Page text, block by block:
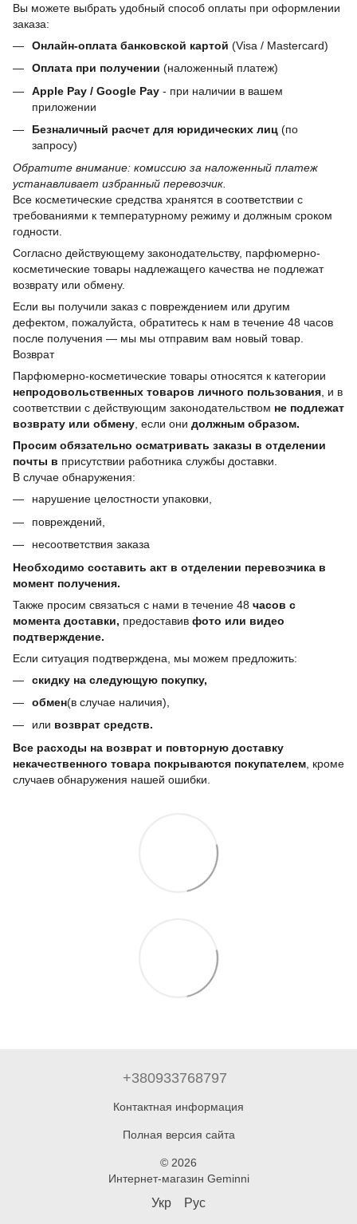
Вы можете выбрать удобный способ оплаты при оформлении
заказа:
Онлайн-оплата банковской картой (Visa / Mastercard)
Оплата при получении (наложенный платеж)
Apple Pay / Google Pay - при наличии в вашем
приложении
Безналичный расчет для юридических лиц (по
запросу)
Обратите внимание: комиссию за наложенный платеж
устанавливает избранный перевозчик.
Все косметические средства хранятся в соответствии с
требованиями к температурному режиму и должным сроком
годности.
Согласно действующему законодательству, парфюмерно-
косметические товары надлежащего качества не подлежат
возврату или обмену.
Если вы получили заказ с повреждением или другим
дефектом, пожалуйста, обратитесь к нам в течение 48 часов
после получения — мы мы отправим вам новый товар.
Возврат
Парфюмерно-косметические товары относятся к категории
непродовольственных товаров личного пользования, и в
соответствии с действующим законодательством не подлежат
возврату или обмену, если они должным образом.
Просим обязательно осматривать заказы в отделении
почты в присутствии работника службы доставки.
В случае обнаружения:
нарушение целостности упаковки,
повреждений,
несоответствия заказа
Необходимо составить акт в отделении перевозчика в
момент получения.
Также просим связаться с нами в течение 48 часов с
момента доставки, предоставив фото или видео
подтверждение.
Если ситуация подтверждена, мы можем предложить:
скидку на следующую покупку,
обмен(в случае наличия),
или возврат средств.
Все расходы на возврат и повторную доставку
некачественного товара покрываются покупателем , кроме
случаев обнаружения нашей ошибки.
+380933768797
Контактная информация
Полная версия сайта
© 2026
Интернет-магазин Geminni
Укр Рус